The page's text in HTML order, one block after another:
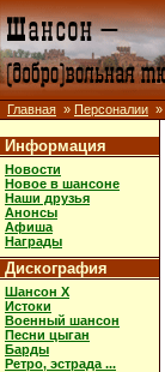
Главная » Персоналии »
Информация
Новости
Новое в шансоне
Наши друзья
Анонсы
Афиша
Награды
Дискография
Шансон X
Истоки
Военный шансон
Песни цыган
Барды
Ретро, эстрада ...